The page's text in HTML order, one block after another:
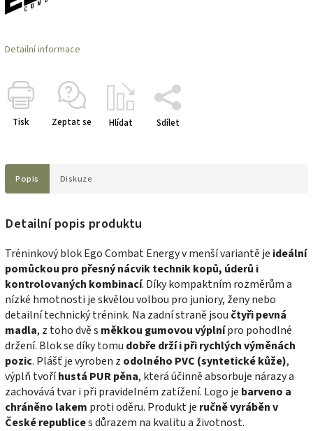
Detailní informace
Tisk Zeptat se Hlídat Sdílet
Popis Diskuze
Detailní popis produktu
Tréninkový blok Ego Combat Energy v menší variantě je ideální
pomůckou pro přesný nácvik technik kopů, úderů i
kontrolovaných kombinací. Díky kompaktním rozměrům a
nízké hmotnosti je skvělou volbou pro juniory, ženy nebo
detailní technický trénink. Na zadní straně jsou čtyři pevná
madla, z toho dvě s měkkou gumovou výplnípro pohodlné
držení. Blok se díky tomu dobře drží i při rychlých výměnách
pozic. Plášť je vyroben z odolného PVC (syntetické kůže),
výplň tvoříhustá PUR pěna, která účinně absorbuje nárazy a
zachovává tvar i při pravidelném zatížení. Logo je barveno a
chráněno lakem proti oděru. Produkt je ručně vyráběn v
České republices důrazem na kvalitu a životnost.